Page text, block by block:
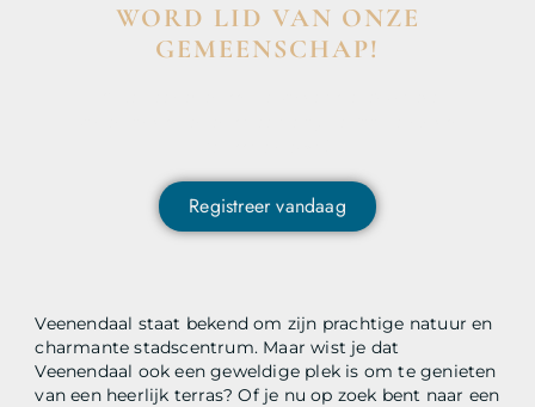
Veenendaal staat bekend om zijn prachtige natuur en
charmante stadscentrum. Maar wist je dat
Veenendaal ook een geweldige plek is om te genieten
van een heerlijk terras? Of je nu op zoek bent naar een
WORD LID VAN ONZE
GEMEENSCHAP!
Registreer vandaag